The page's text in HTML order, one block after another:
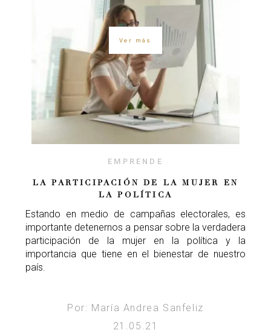
Ver más
EMPRENDE
LA PARTICIPACIÓN DE LA MUJER EN
LA POLÍTICA
Estando en medio de campañas electorales, es
importante detenernos a pensar sobre la verdadera
participación de la mujer en la política y la
importancia que tiene en el bienestar de nuestro
país.
Por: María Andrea Sanfeliz
21.05.21